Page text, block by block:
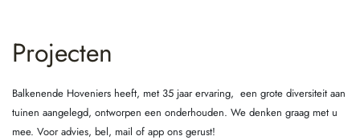
Projecten
Balkenende Hoveniers heeft, met 35 jaar ervaring, een grote diversiteit aan
tuinen aangelegd, ontworpen een onderhouden. We denken graag met u
mee. Voor advies, bel, mail of app ons gerust!